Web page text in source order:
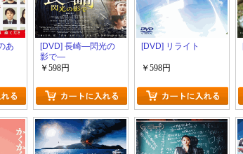
あ
[DVD] 長崎―閃光の
影で―
￥598円
[DVD] リライト
￥598円